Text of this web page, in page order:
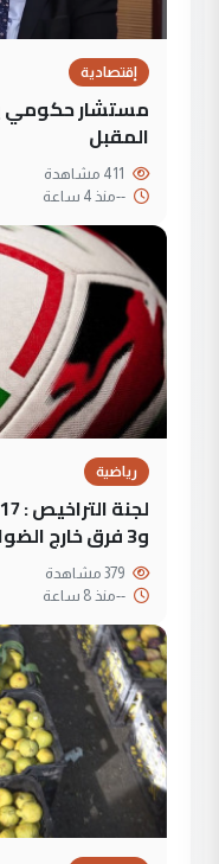
إقتصادية
مستشار حكومي
المقبل
--منذ 4 ساعة
رياضية
و3 فرق خارج الضوابط
--منذ 8 ساعة